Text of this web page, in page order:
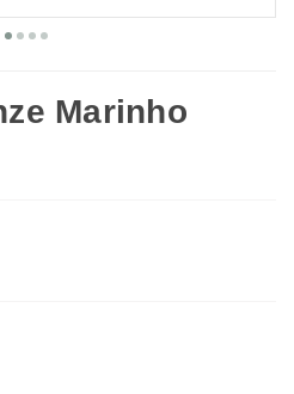
Marinho